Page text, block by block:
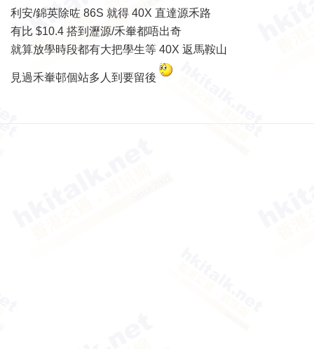
利安/錦英除咗 86S 就得 40X 直達源禾路
有比 $10.4 搭到瀝源/禾輋都唔出奇
就算放學時段都有大把學生等 40X 返馬鞍山
見過禾輋邨個站多人到要留後